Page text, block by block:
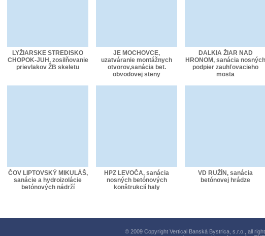
LYŽIARSKE STREDISKO
CHOPOK-JUH, zosilňovanie
prievlakov ŽB skeletu
JE MOCHOVCE,
uzatváranie montážnych
otvorov,sanácia bet.
obvodovej steny
DALKIA ŽIAR NAD
HRONOM, sanácia nosných
podpier zauhľovacieho
mosta
ČOV LIPTOVSKÝ MIKULÁŠ,
sanácie a hydroizolácie
betónových nádrží
HPZ LEVOČA, sanácia
nosných betónových
konštrukcií haly
VD RUŽÍN, sanácia
betónovej hrádze
© 2009 Copyright Vertical Banská Bystrica, s.r.o., all